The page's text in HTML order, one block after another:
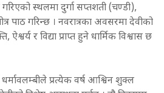
गरिएको स्थलमा दुर्गा सप्तशती (चण्डी),
पाठ गरिन्छ । नवरात्रका अवसरमा देवीको
र विद्या प्राप्त हुने धार्मिक विश्वास छ
प्रत्येक वर्ष आश्विन शुक्ल